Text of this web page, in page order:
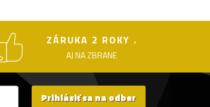
ZÁRUKA 2 ROKY .
AJ NA ZBRANE
Prihlásiť sa na odber